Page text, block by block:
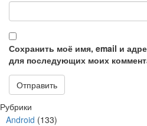
Сохранить моё имя, email и
для последующих моих
Рубрики
Android (133)